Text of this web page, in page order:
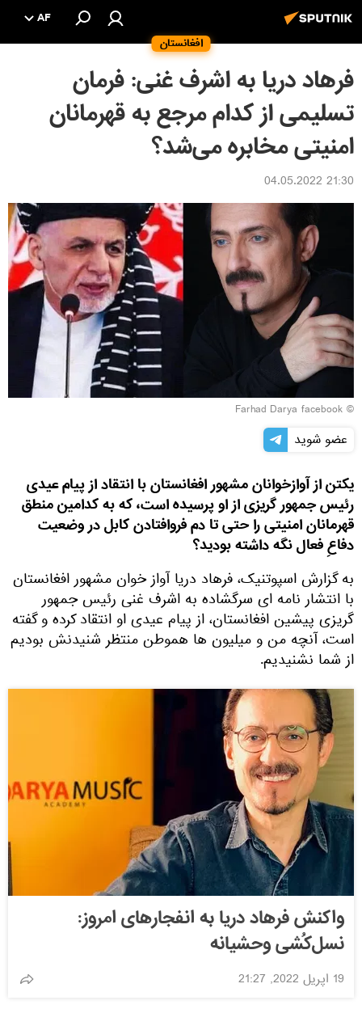
افغانستان
AF
فرهاد دریا به اشرف غنی: فرمان
تسلیمی از کدام مرجع به قهرمانان
امنیتی مخابره می‌شد؟
21:30 04.05.2022
© Farhad Darya facebook
عضو شوید
یکتن از آوازخوانان مشهور افغانستان با انتقاد از پیام عیدی
رئیس جمهور گریزی از او پرسیده است، که به کدامین منطق
قهرمانان امنیتی را حتی تا دم فروافتادن کابل در وضعیت
دفاعِ فعال نگه داشته بودید؟
به گزارش اسپوتنیک، فرهاد دریا آواز خوان مشهور افغانستان
با انتشار نامه ای سرگشاده به اشرف غنی رئیس جمهور
گریزی پیشین افغانستان، از پیام عیدی او انتقاد کرده و گفته
است، آنچه من و میلیون ها هموطن منتظر شنیدنش بودیم
از شما نشنیدیم.
واکنش فرهاد دریا به انفجارهای امروز:
نسل‌کُشی وحشیانه
19 اپریل 2022, 21:27